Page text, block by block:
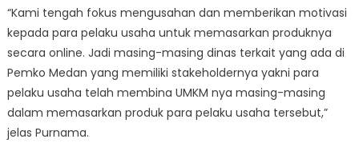
“Kami tengah fokus mengusahan dan memberikan motivasi
kepada para pelaku usaha untuk memasarkan produknya
secara online. Jadi masing-masing dinas terkait yang ada di
Pemko Medan yang memiliki stakeholdernya yakni para
pelaku usaha telah membina UMKM nya masing-masing
dalam memasarkan produk para pelaku usaha tersebut,”
jelas Purnama.